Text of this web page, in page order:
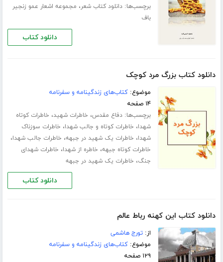
برچسب‌ها:دانلود کتاب شعر، مجموعه اشعار عمو زنجیر
باف
دانلود کتاب
دانلود کتاب بزرگ مرد کوچک
موضوع:کتاب‌های زندگینامه و سفرنامه
۱۴ صفحه
برچسب‌ها:دفاع مقدس، خاطرات شهید، خاطرات کوتاه
شهدا، خاطرات کوتاه و جالب شهدا، خاطرات سوزناک
شهدا، خاطرات یک شهید در جبهه، خاطرات جالب شهدا،
خاطرات کوتاه جبهه، خاطره از شهدا، خاطرات شهدای
جنگ، خاطرات یک شهید در جبهه
دانلود کتاب
دانلود کتاب این کهنه رباط عالم
از:تورج هاشمی
موضوع:کتاب‌های زندگینامه و سفرنامه
۱۲۹ صفحه